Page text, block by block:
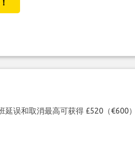
误和取消最高可获得 £520（€600